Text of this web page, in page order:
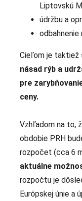
Liptovskú
údržbu a
odbahnenie
Cieľom je taktiež
násad rýb a
pre
ceny.
Vzhľadom na to,
obdobie PRH
rozpočet (cca 6
aktuálne
rozpočtu je
Európskej únie a